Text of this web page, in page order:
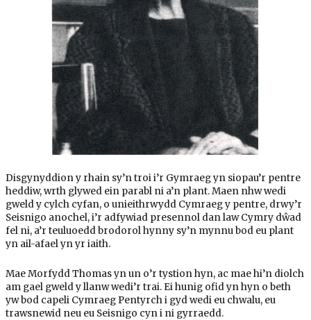
Disgynyddion y rhain sy’n troi i’r Gymraeg yn siopau’r pentre
heddiw, wrth glywed ein parabl ni a’n plant. Maen nhw wedi
gweld y cylch cyfan, o unieithrwydd Cymraeg y pentre, drwy’r
Seisnigo anochel, i’r adfywiad presennol dan law Cymry dŵad
fel ni, a’r teuluoedd brodorol hynny sy’n mynnu bod eu plant
yn ail-afael yn yr iaith.
Mae Morfydd Thomas yn un o’r tystion hyn, ac mae hi’n diolch
am gael gweld y llanw wedi’r trai. Ei hunig ofid yn hyn o beth
yw bod capeli Cymraeg Pentyrch i gyd wedi eu chwalu, eu
trawsnewid neu eu Seisnigo cyn i ni gyrraedd.